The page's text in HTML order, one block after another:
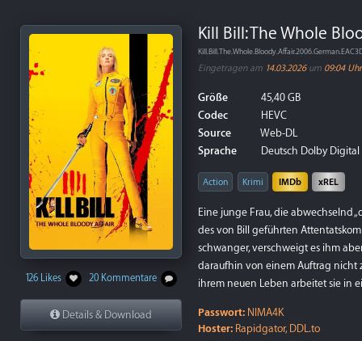
126 Likes 20 Kommentare
Details & Download
Kill Bill: The Whole
Eingetragen am 14.03.2026um 09:04 Uhr
Größe
45,40 GB
Codec
HEVC
Source
Web-DL
Sprache
Deutsch Dolby Digital
Action Krimi IMDb xREL
Eine junge Frau, die abwechselnd
des von Bill geführten
schwanger, verschweigt es ihm
daraufhin von einem Auftrag nicht
ihrem neuen Leben arbeitet sie in
Passwort: NIMA4K
Hoster: Rapidgator, DDL.to